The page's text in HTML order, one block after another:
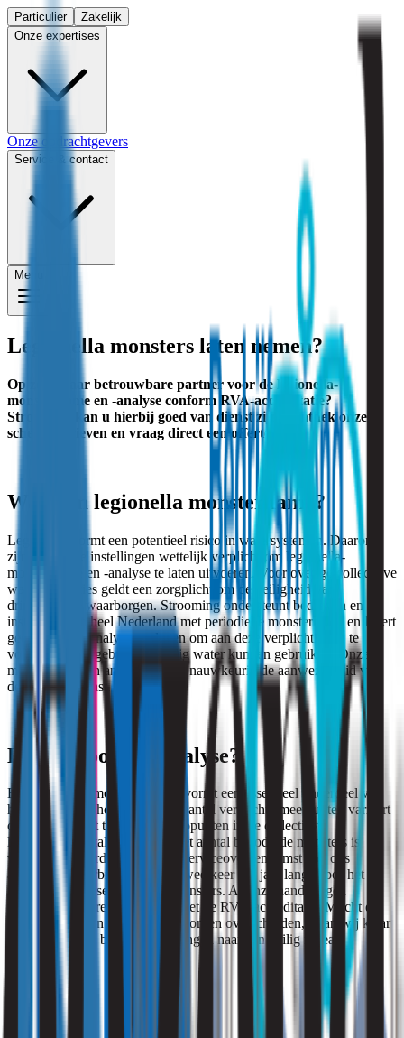
Particulier
Zakelijk
Onze expertises
Onze opdrachtgevers
Service & contact
Menu
Legionella monsters laten nemen?
Op zoek naar betrouwbare partner voor de legionella-
monstername en -analyse conform RVA-accreditatie?
Strooming kan u hierbij goed van dienst zijn. Ontdek onze
scherpe tarieven en vraag direct een offerte aan.
Waarom legionella monstername?
Legionella vormt een potentieel risico in watersystemen. Daarom
zijn prioritaire instellingen wettelijk verplicht om legionella-
monstername en -analyse te laten uitvoeren. Voor overige collectieve
waterinstallaties geldt een zorgplicht om de veiligheid van
drinkwater te waarborgen. Strooming ondersteunt bedrijven en
instellingen in heel Nederland met periodieke monstername en levert
gedetailleerde analyseresultaten om aan deze verplichtingen te
voldoen, zodat gebruikers veilig water kunnen gebruiken. Onze
monstername en analyse stellen nauwkeurig de aanwezigheid van
deze bacterie vast.
Hoe verloopt de analyse?
Een legionella-monsteranalyse vormt een essentieel onderdeel van
het legionellabeheersplan. Het aantal verplichte meetpunten varieert
op basis van het totale aantal tappunten in de collectieve
leidingwaterinstallatie. Zodra het aantal benodigde monsters is
vastgesteld, wordt meestal een serviceovereenkomst met ons
afgesloten. Hierbij komen wij twee keer per jaar langs voor het
nemen en analyseren van de monsters. Al onze handelingen
verlopen in overeenstemming met de RVA-accreditatie. Mocht de
grenswaarde van 100 KVE/L worden overschreden, staan wij klaar
om te assisteren bij het terugbrengen naar een veilig niveau.
Tarieven